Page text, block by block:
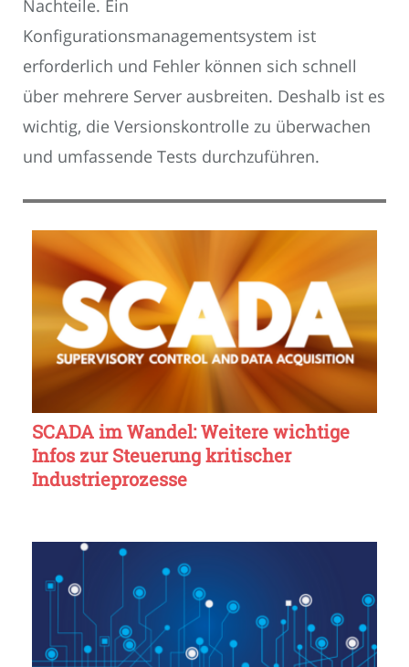
Nachteile. Ein
Konfigurationsmanagementsystem ist
erforderlich und Fehler können sich schnell
über mehrere Server ausbreiten. Deshalb ist es
wichtig, die Versionskontrolle zu überwachen
und umfassende Tests durchzuführen.
SCADA im Wandel: Weitere wichtige
Infos zur Steuerung kritischer
Industrieprozesse